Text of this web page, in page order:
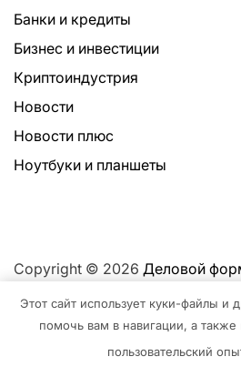
Банки и кредиты
Бизнес и инвестиции
Криптоиндустрия
Новости
Новости плюс
Ноутбуки и планшеты
Copyright © 2026 Деловой
платформеWordPress.
Этот сайт использует куки-файлы и
помочь вам в навигации, а также
пользовательский